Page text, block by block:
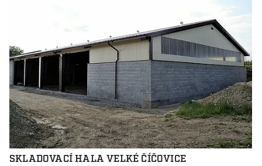
SKLADOVACÍ HALA VELKÉ ČÍČOVICE